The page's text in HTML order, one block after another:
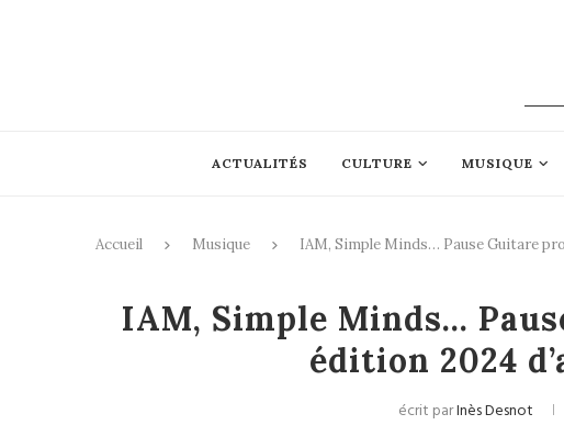
ACTUALITÉS CULTURE MUSIQUE
Accueil Musique IAM, Simple Minds… Pause Guitare
IAM, Simple Minds…
édition 2024
écrit parInès Desnot